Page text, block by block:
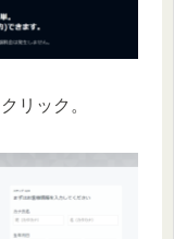
リック。